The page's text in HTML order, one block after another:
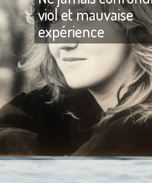
J’ai toujours aimé faire rire les
hommes. Je ne les ai jamais
dragués, ni cherchés à les
séduire pour obtenir
viol et mauvaise
expérience